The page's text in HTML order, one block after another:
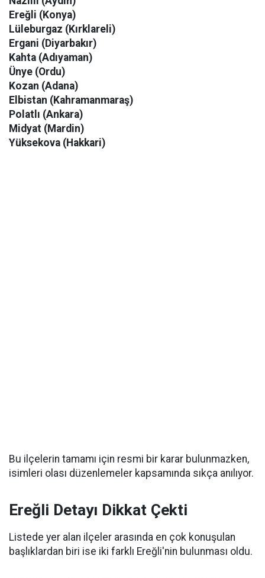
Ereğli (Konya)
Lüleburgaz (Kırklareli)
Ergani (Diyarbakır)
Kahta (Adıyaman)
Ünye (Ordu)
Kozan (Adana)
Elbistan (Kahramanmaraş)
Polatlı (Ankara)
Midyat (Mardin)
Yüksekova (Hakkari)
Bu ilçelerin tamamı için resmi bir karar bulunmazken,
isimleri olası düzenlemeler kapsamında sıkça anılıyor.
Ereğli Detayı Dikkat Çekti
Listede yer alan ilçeler arasında en çok konuşulan
başlıklardan biri ise iki farklı Ereğli'nin bulunması oldu.